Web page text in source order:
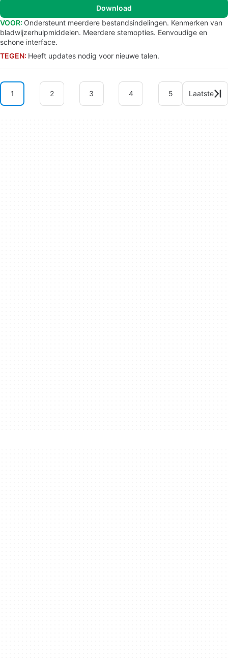
Download
VOOR: Ondersteunt meerdere bestandsindelingen. Kenmerken van
bladwijzerhulpmiddelen. Meerdere stemopties. Eenvoudige en
schone interface.
TEGEN: Heeft updates nodig voor nieuwe talen.
1 2 3 4 5 Laatste